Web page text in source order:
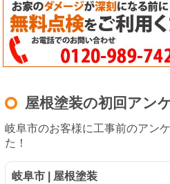
屋根塗装の初回アン
岐阜市のお客様に工事前のアン
た！
岐阜市 | 屋根塗装